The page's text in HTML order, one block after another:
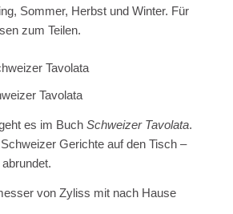
Sommer, Herbst und Winter. Für
zum Teilen.
Tavolata
es im Buch Schweizer Tavolata.
Gerichte auf den Tisch –
von Zyliss mit nach Hause